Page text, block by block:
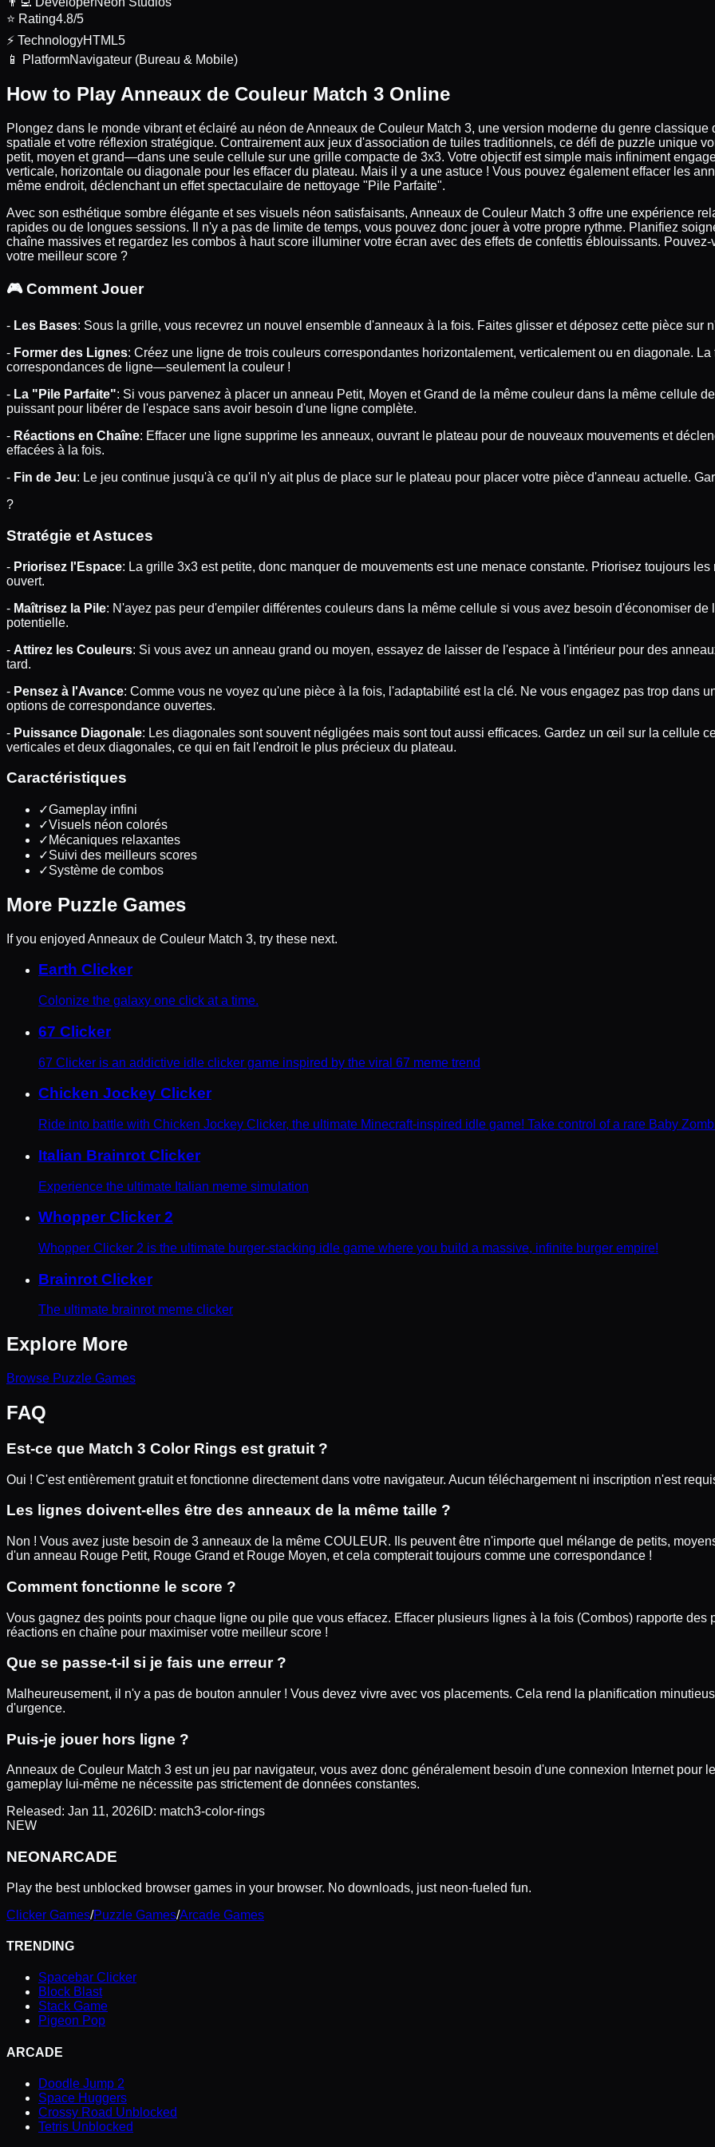
⭐ Rating4.8/5
⚡ TechnologyHTML5
📱
PlatformNavigateur (Bureau & Mobile)
How to Play Anneaux de Couleur Match 3 Online
Plongez dans le monde vibrant et éclairé au néon de Anneaux de Couleur Match 3, une version moderne du genre
spatiale et votre réflexion stratégique. Contrairement aux jeux d'association de tuiles traditionnels, ce défi de puzzle unique
petit, moyen et grand—dans une seule cellule sur une grille compacte de 3x3. Votre objectif est simple mais infiniment
verticale, horizontale ou diagonale pour les effacer du plateau. Mais il y a une astuce ! Vous pouvez également effacer les
même endroit, déclenchant un effet spectaculaire de nettoyage "Pile Parfaite".
Avec son esthétique sombre élégante et ses visuels néon satisfaisants, Anneaux de Couleur Match 3 offre une expérience
rapides ou de longues sessions. Il n'y a pas de limite de temps, vous pouvez donc jouer à votre propre rythme. Planifiez
chaîne massives et regardez les combos à haut score illuminer votre écran avec des effets de confettis éblouissants.
votre meilleur score ?
🎮 Comment Jouer
- Les Bases: Sous la grille, vous recevrez un nouvel ensemble d'anneaux à la fois. Faites glisser et déposez cette pièce sur
- Former des Lignes: Créez une ligne de trois couleurs correspondantes horizontalement, verticalement ou en diagonale.
correspondances de ligne—seulement la couleur !
- La "Pile Parfaite": Si vous parvenez à placer un anneau Petit, Moyen et Grand de la même couleur dans la même cellule
puissant pour libérer de l'espace sans avoir besoin d'une ligne complète.
- Réactions en Chaîne: Effacer une ligne supprime les anneaux, ouvrant le plateau pour de nouveaux mouvements et
effacées à la fois.
- Fin de Jeu: Le jeu continue jusqu'à ce qu'il n'y ait plus de place sur le plateau pour placer votre pièce d'anneau actuelle.
?
Stratégie et Astuces
- Priorisez l'Espace: La grille 3x3 est petite, donc manquer de mouvements est une menace constante. Priorisez toujours
ouvert.
- Maîtrisez la Pile: N'ayez pas peur d'empiler différentes couleurs dans la même cellule si vous avez besoin d'économiser
potentielle.
- Attirez les Couleurs: Si vous avez un anneau grand ou moyen, essayez de laisser de l'espace à l'intérieur pour des
tard.
- Pensez à l'Avance: Comme vous ne voyez qu'une pièce à la fois, l'adaptabilité est la clé. Ne vous engagez pas trop dans
options de correspondance ouvertes.
- Puissance Diagonale: Les diagonales sont souvent négligées mais sont tout aussi efficaces. Gardez un œil sur la cellule
verticales et deux diagonales, ce qui en fait l'endroit le plus précieux du plateau.
Caractéristiques
✓Gameplay infini
✓Visuels néon colorés
✓ Mécaniques relaxantes
✓Suivi des meilleurs scores
✓Système de combos
More Puzzle Games
If you enjoyed Anneaux de Couleur Match 3, try these next.
Earth Clicker
Colonize the galaxy one click at a time.
67 Clicker
67 Clicker is an addictive idle clicker game inspired by the viral 67 meme trend
Chicken Jockey Clicker
Ride into battle with Chicken Jockey Clicker, the ultimate Minecraft-inspired idle game! Take control of a rare Baby
Italian Brainrot Clicker
Experience the ultimate Italian meme simulation
Whopper Clicker 2
Whopper Clicker 2 is the ultimate burger-stacking idle game where you build a massive, infinite burger empire!
Brainrot Clicker
The ultimate brainrot meme clicker
Explore More
Browse Puzzle Games
FAQ
Est-ce que Match 3 Color Rings est gratuit ?
Oui ! C'est entièrement gratuit et fonctionne directement dans votre navigateur. Aucun téléchargement ni inscription n'est
Les lignes doivent-elles être des anneaux de la même taille ?
Non ! Vous avez juste besoin de 3 anneaux de la même COULEUR. Ils peuvent être n'importe quel mélange de petits,
d'un anneau Rouge Petit, Rouge Grand et Rouge Moyen, et cela compterait toujours comme une correspondance !
Comment fonctionne le score ?
Vous gagnez des points pour chaque ligne ou pile que vous effacez. Effacer plusieurs lignes à la fois (Combos) rapporte
réactions en chaîne pour maximiser votre meilleur score !
Que se passe-t-il si je fais une erreur ?
Malheureusement, il n'y a pas de bouton annuler ! Vous devez vivre avec vos placements. Cela rend la planification
d'urgence.
Puis-je jouer hors ligne ?
Anneaux de Couleur Match 3 est un jeu par navigateur, vous avez donc généralement besoin d'une connexion Internet pour
gameplay lui-même ne nécessite pas strictement de données constantes.
Released: Jan 11, 2026 ID: match3-color-rings
NEW
NEONARCADE
Play the best unblocked browser games in your browser. No downloads, just neon-fueled fun.
Clicker Games/Puzzle Games/Arcade Games
TRENDING
Spacebar Clicker
Block Blast
Stack Game
Pigeon Pop
ARCADE
Doodle Jump 2
Space Huggers
Crossy Road Unblocked
Tetris Unblocked